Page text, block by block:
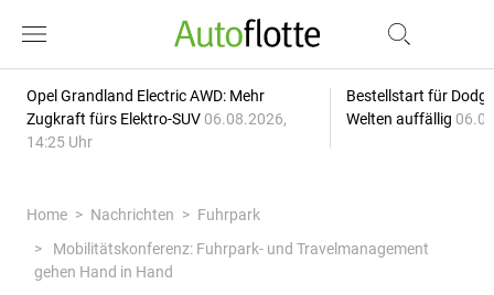
Opel Grandland Electric AWD: Mehr
Zugkraft fürs Elektro-SUV 06.08.2026,
14:25 Uhr
Bestellstart für
Welten auffällig
Home Nachrichten
Fuhrpark
Mobilitätskonferenz: Fuhrpark- und Travelmanagement
gehen Hand in Hand